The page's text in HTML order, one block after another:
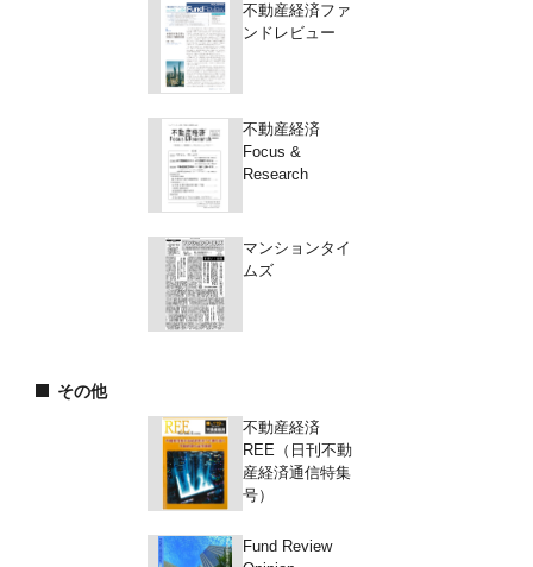
不動産経済ファ
ンドレビュー
不動産経済
Focus &
Research
マンションタイ
ムズ
その他
不動産経済
REE（日刊不動
産経済通信特集
号）
Fund Review